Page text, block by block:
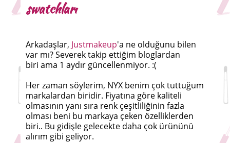
swatchları
Arkadaşlar, Justmakeup'a ne olduğunu bilen
var mı? Severek takip ettiğim bloglardan
biri ama 1 aydır güncellenmiyor. :(
Her zaman söylerim, NYX benim çok tuttuğum
markalardan biridir. Fiyatına göre kaliteli
olmasının yanı sıra renk çeşitliliğinin fazla
olması beni bu markaya çeken özelliklerden
biri.. Bu gidişle gelecekte daha çok ürününü
alırım gibi geliyor.